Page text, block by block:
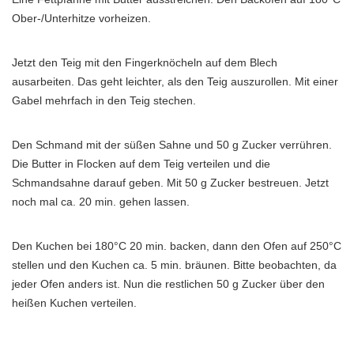
Ober-/Unterhitze vorheizen.
Jetzt den Teig mit den Fingerknöcheln auf dem Blech
ausarbeiten. Das geht leichter, als den Teig auszurollen. Mit einer
Gabel mehrfach in den Teig stechen.
Den Schmand mit der süßen Sahne und 50 g Zucker verrühren.
Die Butter in Flocken auf dem Teig verteilen und die
Schmandsahne darauf geben. Mit 50 g Zucker bestreuen. Jetzt
noch mal ca. 20 min. gehen lassen.
Den Kuchen bei 180°C 20 min. backen, dann den Ofen auf 250°C
stellen und den Kuchen ca. 5 min. bräunen. Bitte beobachten, da
jeder Ofen anders ist. Nun die restlichen 50 g Zucker über den
heißen Kuchen verteilen.